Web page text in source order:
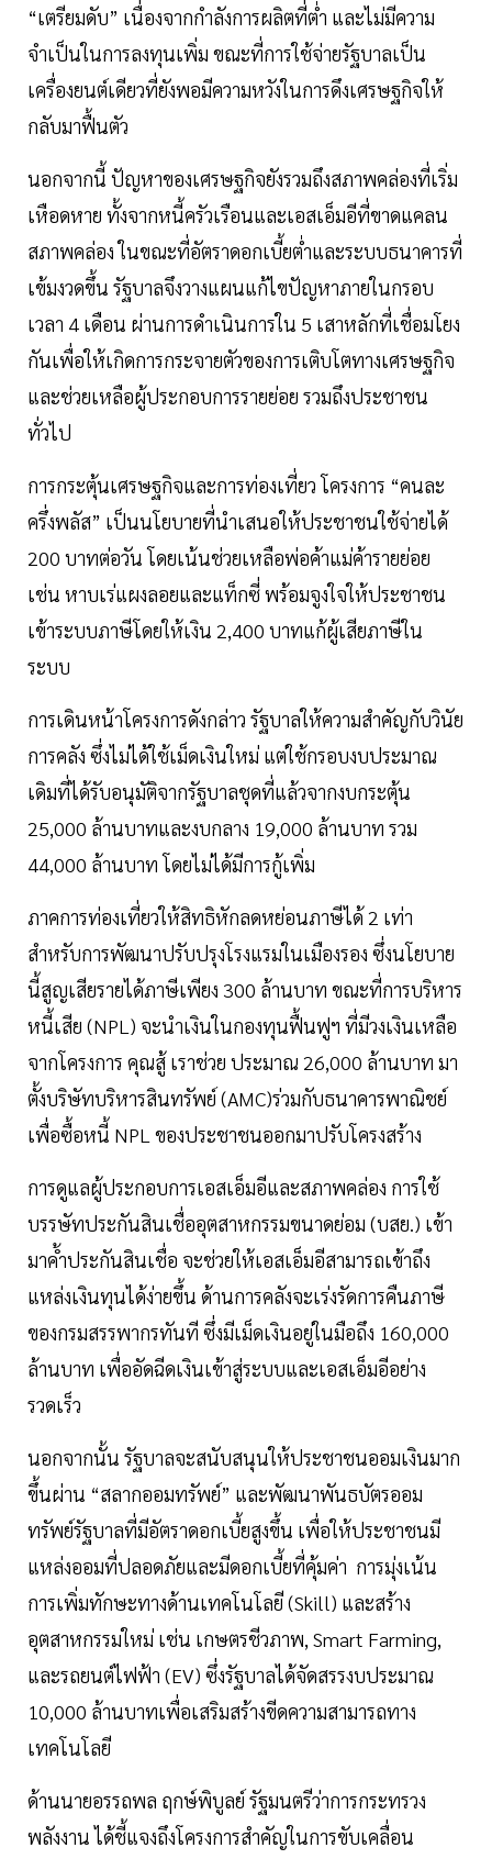
“เตรียมดับ” เนื่องจากกำลังการผลิตที่ต่ำ และไม่มีความ
จำเป็นในการลงทุนเพิ่ม ขณะที่การใช้จ่ายรัฐบาลเป็น
เครื่องยนต์เดียวที่ยังพอมีความหวังในการดึงเศรษฐกิจให้
กลับมาฟื้นตัว
นอกจากนี้ ปัญหาของเศรษฐกิจยังรวมถึงสภาพคล่องที่เริ่ม
เหือดหาย ทั้งจากหนี้ครัวเรือนและเอสเอ็มอีที่ขาดแคลน
สภาพคล่อง ในขณะที่อัตราดอกเบี้ยต่ำและระบบธนาคารที่
เข้มงวดขึ้น รัฐบาลจึงวางแผนแก้ไขปัญหาภายในกรอบ
เวลา 4 เดือน ผ่านการดำเนินการใน 5 เสาหลักที่เชื่อมโยง
กันเพื่อให้เกิดการกระจายตัวของการเติบโตทางเศรษฐกิจ
และช่วยเหลือผู้ประกอบการรายย่อย รวมถึงประชาชน
ทั่วไป
การกระตุ้นเศรษฐกิจและการท่องเที่ยว โครงการ “คนละ
ครึ่งพลัส” เป็นนโยบายที่นำเสนอให้ประชาชนใช้จ่ายได้
200 บาทต่อวัน โดยเน้นช่วยเหลือพ่อค้าแม่ค้ารายย่อย
เช่น หาบเร่แผงลอยและแท็กซี่ พร้อมจูงใจให้ประชาชน
เข้าระบบภาษีโดยให้เงิน 2,400 บาทแก้ผู้เสียภาษีใน
ระบบ
การเดินหน้าโครงการดังกล่าว รัฐบาลให้ความสำคัญกับวินัย
การคลัง ซึ่งไม่ได้ใช้เม็ดเงินใหม่ แต่ใช้กรอบงบประมาณ
เดิมที่ได้รับอนุมัติจากรัฐบาลชุดที่แล้วจากงบกระตุ้น
25,000 ล้านบาทและงบกลาง 19,000 ล้านบาท รวม
44,000 ล้านบาท โดยไม่ได้มีการกู้เพิ่ม
ภาคการท่องเที่ยวให้สิทธิหักลดหย่อนภาษีได้ 2 เท่า
สำหรับการพัฒนาปรับปรุงโรงแรมในเมืองรอง ซึ่งนโยบาย
นี้สูญเสียรายได้ภาษีเพียง 300 ล้านบาท ขณะที่การบริหาร
หนี้เสีย (NPL) จะนำเงินในกองทุนฟื้นฟูฯ ที่มีวงเงินเหลือ
จากโครงการ คุณสู้ เราช่วย ประมาณ 26,000 ล้านบาท มา
ตั้งบริษัทบริหารสินทรัพย์ (AMC)ร่วมกับธนาคารพาณิชย์
เพื่อซื้อหนี้ NPL ของประชาชนออกมาปรับโครงสร้าง
การดูแลผู้ประกอบการเอสเอ็มอีและสภาพคล่อง การใช้
บรรษัทประกันสินเชื่ออุตสาหกรรมขนาดย่อม (บสย.) เข้า
มาค้ำประกันสินเชื่อ จะช่วยให้เอสเอ็มอีสามารถเข้าถึง
แหล่งเงินทุนได้ง่ายขึ้น ด้านการคลังจะเร่งรัดการคืนภาษี
ของกรมสรรพากรทันที ซึ่งมีเม็ดเงินอยู่ในมือถึง 160,000
ล้านบาท เพื่ออัดฉีดเงินเข้าสู่ระบบและเอสเอ็มอีอย่าง
รวดเร็ว
นอกจากนั้น รัฐบาลจะสนับสนุนให้ประชาชนออมเงินมาก
ขึ้นผ่าน “สลากออมทรัพย์” และพัฒนาพันธบัตรออม
ทรัพย์รัฐบาลที่มีอัตราดอกเบี้ยสูงขึ้น เพื่อให้ประชาชนมี
แหล่งออมที่ปลอดภัยและมีดอกเบี้ยที่คุ้มค่า การมุ่งเน้น
การเพิ่มทักษะทางด้านเทคโนโลยี (Skill) และสร้าง
อุตสาหกรรมใหม่ เช่น เกษตรชีวภาพ, Smart Farming,
และรถยนต์ไฟฟ้า (EV) ซึ่งรัฐบาลได้จัดสรรงบประมาณ
10,000 ล้านบาทเพื่อเสริมสร้างขีดความสามารถทาง
เทคโนโลยี
ด้านนายอรรถพล ฤกษ์พิบูลย์ รัฐมนตรีว่าการกระทรวง
พลังงาน ได้ชี้แจงถึงโครงการสำคัญในการขับเคลื่อน